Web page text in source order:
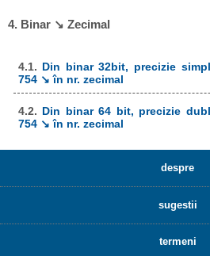
4. Binar ↘ Zecimal
4.1. Din binar 32bit, precizie
754 ↘ în nr. zecimal
4.2. Din binar 64 bit, precizie
754 ↘ în nr. zecimal
despre
sugestii
termeni